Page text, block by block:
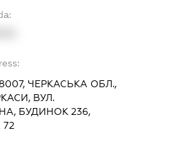
ЧЕРКАСЬКА ОБЛ.,
ВУЛ.
БУДИНОК 236,